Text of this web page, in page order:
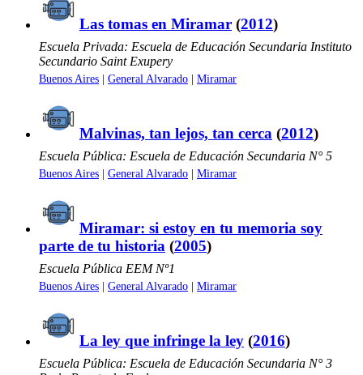
Las tomas en Miramar (2012)
Escuela Privada: Escuela de Educación Secundaria Instituto
Secundario Saint Exupery
Buenos Aires | General Alvarado | Miramar
Malvinas, tan lejos, tan cerca (2012)
Escuela Pública: Escuela de Educación Secundaria N° 5
Buenos Aires | General Alvarado | Miramar
Miramar: si estoy en tu memoria soy
parte de tu historia (2005)
Escuela Pública EEM Nº1
Buenos Aires | General Alvarado | Miramar
La ley que infringe la ley (2016)
Escuela Pública: Escuela de Educación Secundaria N° 3